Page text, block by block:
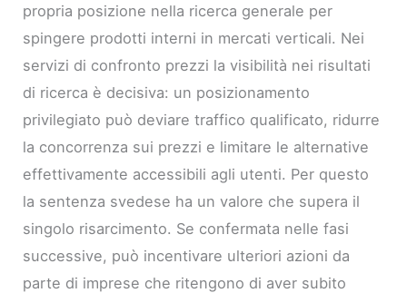
propria posizione nella ricerca generale per
spingere prodotti interni in mercati verticali. Nei
servizi di confronto prezzi la visibilità nei risultati
di ricerca è decisiva: un posizionamento
privilegiato può deviare traffico qualificato, ridurre
la concorrenza sui prezzi e limitare le alternative
effettivamente accessibili agli utenti. Per questo
la sentenza svedese ha un valore che supera il
singolo risarcimento. Se confermata nelle fasi
successive, può incentivare ulteriori azioni da
parte di imprese che ritengono di aver subito